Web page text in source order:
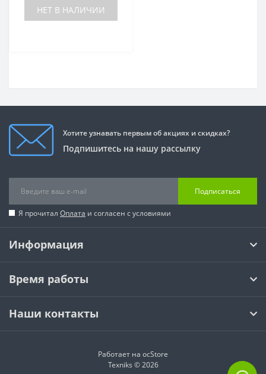
НЕТ В НАЛИЧИИ
Хотите узнавать первым об акциях и скидках?
Подпишитесь на нашу рассылку
Подписаться
Я прочитал Оплата и согласен с условиями
Информация
Время работы
Наши контакты
Работает на ocStore
Texniks © 2026